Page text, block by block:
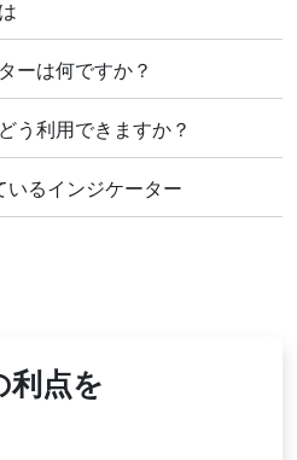
商品では、平滑化メカニズ
ティがトレーダーを誤らせ
一定期間の平均価格を計算
の処理方法は異なります。
を見つけるためによく使
チャート上やチャート下部
ールであります。 インジ
ャートが示す意味を分かり
。 多くの指標を組み合わ
ートをより正確に把握する
ーは何ですか？
ために、過去相場を参考に分
される指標、それが各種の
っています。ローソク足だ
う利用できますか？
て分かりやすいという特徴が
いるインジケーター
利点を